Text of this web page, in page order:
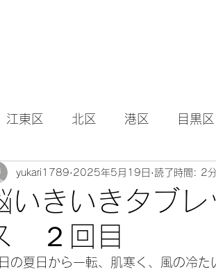
江東区 北区 港区 目黒区
センター お知らせ
いきいきタブ
２回目
yukari1789 2025年5月19日 読了時間: 2分
の夏日から一転、肌寒く、風の冷た